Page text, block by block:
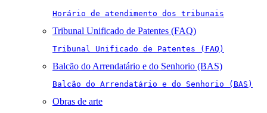
Horário de atendimento dos tribunais
Tribunal Unificado de Patentes (FAQ)
Tribunal Unificado de Patentes (FAQ)
Balcão do Arrendatário e do Senhorio (BAS)
Balcão do Arrendatário e do Senhorio (BAS)
Obras de arte